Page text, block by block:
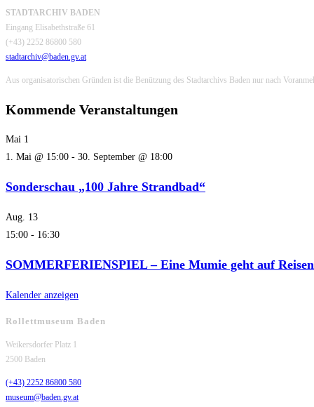
STADTARCHIV BADEN
Eingang Elisabethstraße 61
(+43) 2252 86800 580
stadtarchiv@baden.gv.at
Aus organisatorischen Gründen ist die Benützung des Stadtarchivs Baden nur nach
Kommende Veranstaltungen
Mai 1
1. Mai @ 15:00 - 30. September @ 18:00
Sonderschau „100 Jahre Strandbad“
Aug. 13
15:00 - 16:30
SOMMERFERIENSPIEL – Eine Mumie geht auf
Kalender anzeigen
Rollettmuseum Baden
Weikersdorfer Platz 1
2500 Baden
(+43) 2252 86800 580
museum@baden.gv.at